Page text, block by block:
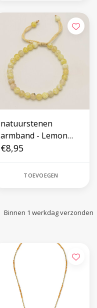
natuurstenen
armband - Lemon
Agate
€8,95
TOEVOEGEN
Binnen 1 werkdag verzonden